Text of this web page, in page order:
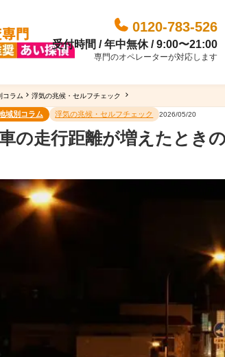
0120-783-526
受付時間 / 年中無休 / 9:00〜21:00
専門のオペレーターが対応します
コラム 浮気の兆候・セルフチェック
域別コラム 浮気の兆候・セルフチェック 2026/05/20
の走行距離が増えたとき